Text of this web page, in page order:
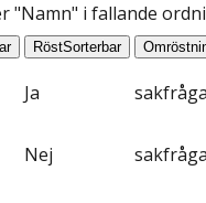
"Namn" i fallande
RöstSorterbar
Ja
Nej